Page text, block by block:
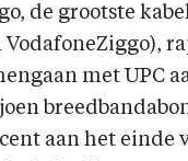
de grootste
VodafoneZiggo),
met UPC
aan het einde